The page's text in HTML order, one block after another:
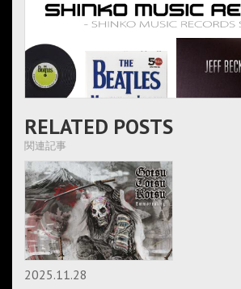
RELATED POSTS
関連記事
2025.11.28